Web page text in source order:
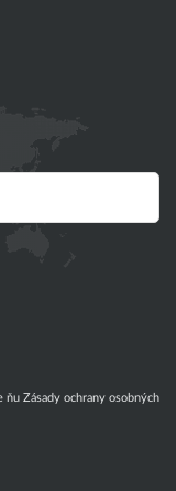
ňu Zásady ochrany osobných